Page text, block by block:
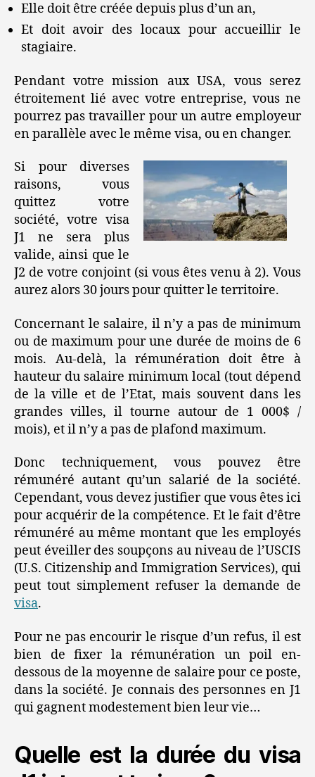
Elle doit être créée depuis plus d’un an,
Et doit avoir des locaux pour accueillir le
stagiaire.
Pendant votre mission aux USA, vous serez
étroitement lié avec votre entreprise, vous ne
pourrez pas travailler pour un autre employeur
en parallèle avec le même visa, ou en changer.
Si pour diverses
raisons, vous
quittez votre
société, votre visa
J1 ne sera plus
valide, ainsi que le
J2 de votre conjoint (si vous êtes venu à 2). Vous
aurez alors 30 jours pour quitter le territoire.
Concernant le salaire, il n’y a pas de minimum
ou de maximum pour une durée de moins de 6
mois. Au-delà, la rémunération doit être à
hauteur du salaire minimum local (tout dépend
de la ville et de l’Etat, mais souvent dans les
grandes villes, il tourne autour de 1 000$ /
mois), et il n’y a pas de plafond maximum.
Donc techniquement, vous pouvez être
rémunéré autant qu’un salarié de la société.
Cependant, vous devez justifier que vous êtes ici
pour acquérir de la compétence. Et le fait d’être
rémunéré au même montant que les employés
peut éveiller des soupçons au niveau de l’USCIS
(U.S. Citizenship and Immigration Services), qui
peut tout simplement refuser la demande de
visa.
Pour ne pas encourir le risque d’un refus, il est
bien de fixer la rémunération un poil en-
dessous de la moyenne de salaire pour ce poste,
dans la société. Je connais des personnes en J1
qui gagnent modestement bien leur vie…
Quelle est la durée du visa